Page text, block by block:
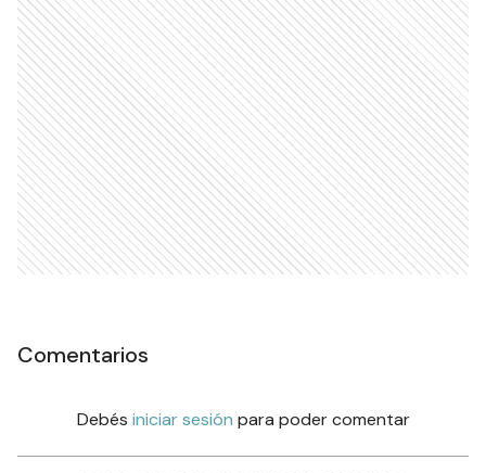
Comentarios
Debés iniciar sesión para poder comentar